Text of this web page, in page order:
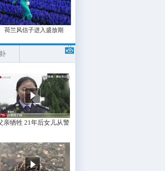
荷兰风信子进入盛放期
亲牺牲 21年后女儿从警